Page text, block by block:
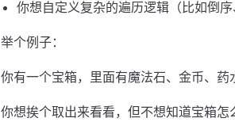
你想自定义复杂的遍历逻辑（比如倒序
举个例子：
你有一个宝箱，里面有魔法石、金币、
你想挨个取出来看看，但不想知道宝箱怎